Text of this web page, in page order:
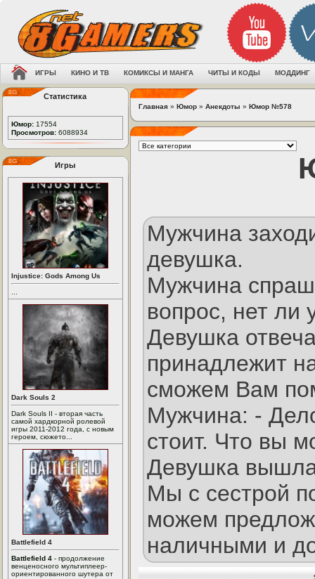
ИГРЫ КИНО И ТВ КОМИКСЫ И МАНГА ЧИТЫ И КОДЫ МОДДИНГ
Статистика
Юмор: 17554
Просмотров: 6088934
Игры
Injustice: Gods Among Us
Dark Souls 2
Dark Souls II - вторая часть
самой хардкорной ролевой
игры 2011-2012 года, с новым
героем, сюжето...
Battlefield 4
Battlefield 4 - продолжение
венценосного мультиплеер-
ориентированного шутера от
Главная » Юмор » Анекдоты » Юмор №578
Мужчина
девушка.
Мужчина
вопрос, нет
Девушка
принадлежит
сможем Вам
Мужчина: -
стоит. Что вы
Девушка вышла
Мы с сестрой
можем
наличными и